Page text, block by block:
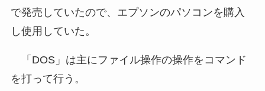
で発売していたので、エプソンのパソコンを購入
し使用していた。
「DOS」は主にファイル操作の操作をコマンド
を打って行う。